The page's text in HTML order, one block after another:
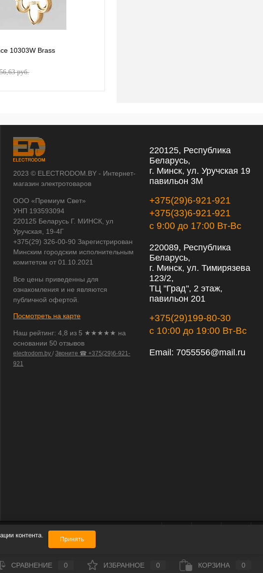
10303W Brass
pуб.
2023 © ELECTRODOM.BY - Интернет-
магазин электротоваров
ООО «Премиум Свет»
УНП 193593094
220125 Беларусь Г. МИНСК, ул
Уручская, 19-4Г
+375(29) 326-00-90 Зарегистрирован
Минским городским исполнительным
комитетом от 01.10.2021
Все цены приведенны для
ознакомления и не являются
публичной офертой.
Посмотреть на карте
Наш рейтинг: 4,8 из 5 ★★★★★ на
основании 50 отзывов
electrodom.by / Звоните ☎ +375(29)6-921-
921
220125, Республика
Беларусь,
г. Минск, ул. Уручская 19
павильон 3М
+375(29)6-921-921
+375(33)6-921-921
с 9:00 до 17:00 Вт-Вс
220089, Республика
Беларусь,
г. Минск, ул. Тимирязева
123/2,
ТЦ "Град", 2 этаж,
павильон 201
+375(29)199-80-30
с 10:00 до 19:00 Вт-Вс
Email: 7055556@mail.ru
СРАВНЕНИЕ 0 ИЗБРАННОЕ 0 КОРЗИНА 0
контента.
Принять